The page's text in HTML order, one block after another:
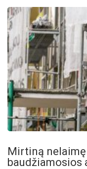
Mirtiną
baudžiamosios